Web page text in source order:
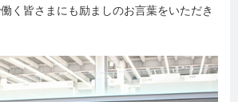
く皆さまにも励ましのお言葉をいただき